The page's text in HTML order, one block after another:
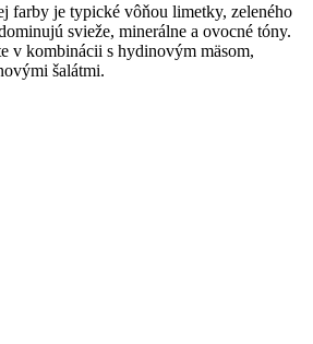
farby je typické vôňou limetky, zeleného
svieže, minerálne a ovocné tóny.
v kombinácii s hydinovým mäsom,
šalátmi.